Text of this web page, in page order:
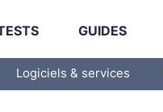
GUIDES
Logiciels & services